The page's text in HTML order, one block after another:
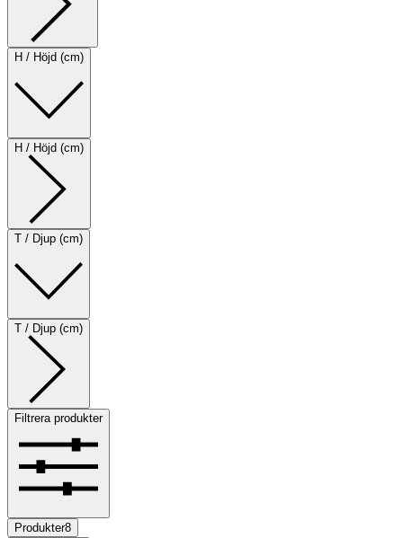
H / Höjd (cm)
H / Höjd (cm)
T / Djup (cm)
T / Djup (cm)
Filtrera produkter
Produkter8